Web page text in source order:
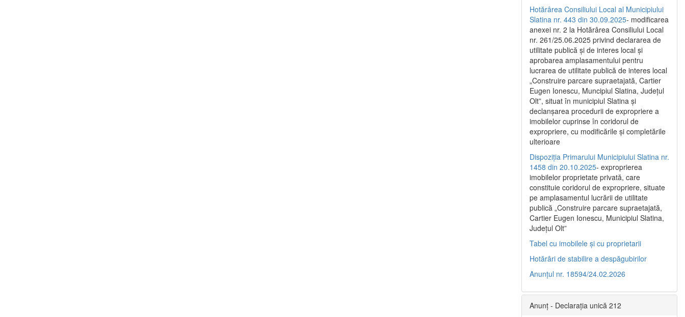
Hotărârea Consiliului Local al Municipiului
Slatina nr. 443 din 30.09.2025- modificarea
anexei nr. 2 la Hotărârea Consiliului Local
nr. 261/25.06.2025 privind declararea de
utilitate publică şi de interes local şi
aprobarea amplasamentului pentru
lucrarea de utilitate publică de interes local
„Construire parcare supraetajată, Cartier
Eugen Ionescu, Muncipiul Slatina, Judeţul
Olt”, situat în municipiul Slatina şi
declanşarea procedurii de expropriere a
imobilelor cuprinse în coridorul de
expropriere, cu modificările şi completările
ulterioare
Dispoziția Primarului Municipiului Slatina nr.
1458 din 20.10.2025- exproprierea
imobilelor proprietate privată, care
constituie coridorul de expropriere, situate
pe amplasamentul lucrării de utilitate
publică „Construire parcare supraetajată,
Cartier Eugen Ionescu, Municipiul Slatina,
Județul Olt”
Tabel cu imobilele și cu proprietarii
Hotărâri de stabilire a despăgubirilor
Anunțul nr. 18594/24.02.2026
Anunț - Declarația unică 212